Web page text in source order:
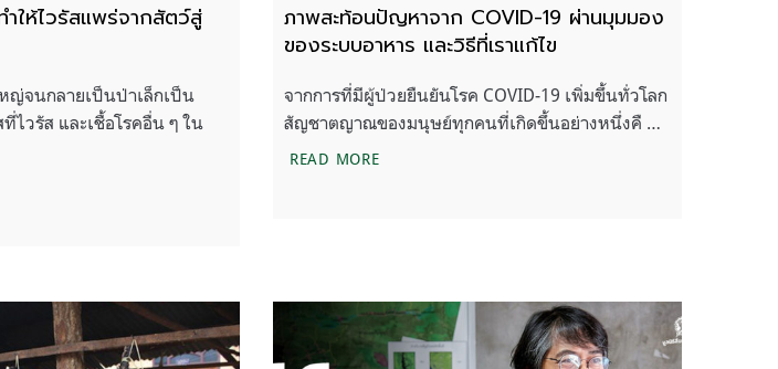
ำให้ไวรัสแพร่จากสัตว์สู่
ญ่จนกลายเป็นป่าเล็กเป็น
ไวรัส และเชื้อโรคอื่น ๆ ใน
ำลายป่าทำให้ไวรัสแพร่จากสัตว์สู่มนุษย์ง่ายขึ้น
ภาพสะท้อนปัญหาจาก COVID-19 ผ่านมุมมอง
ของระบบอาหาร และวิธีที่เราแก้ไข
จากการที่มีผู้ป่วยยืนยันโรค COVID-19 เพิ่มขึ้นทั่วโลก
สัญชาตญาณของมนุษย์ทุกคนที่เกิดขึ้นอย่างหนึ่งคื …
READ MOREภาพสะท้อนปัญหาจาก COVID-19 ผ่านมุมมองของระบบอ